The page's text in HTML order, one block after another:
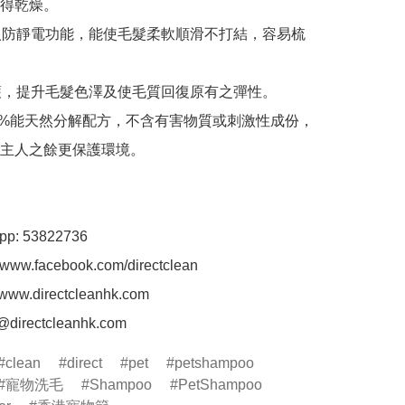
乾燥。
靜電功能，能使毛髮柔軟順滑不打結，容易梳
提升毛髮色澤及使毛質回復原有之彈性。
能天然分解配方，不含有害物質或刺激性成份，
人之餘更保護環境。
53822736
directclean
clean direct pet
petshampoo
寵物洗毛
Shampoo
PetShampoo